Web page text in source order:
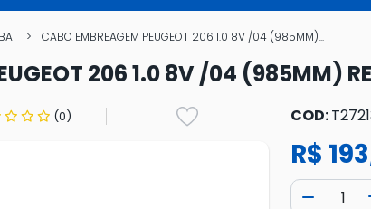
CABO EMBREAGEM PEUGEOT 206 1.0 8V /04 (985MM)...
206 1.0 8V /04 (985MM)
(0) COD:
R$